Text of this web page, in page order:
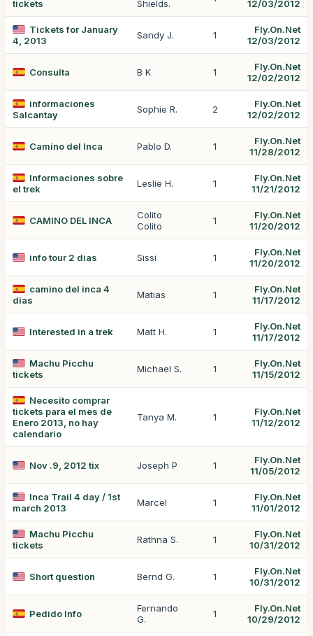
tickets
Shields.
12/03/2012
Tickets for January
4, 2013
Sandy J. 1
Fly.On.Net
12/03/2012
Consulta B K 1
Fly.On.Net
12/02/2012
informaciones
Salcantay
Sophie R. 2
Fly.On.Net
12/02/2012
Camino del Inca Pablo D. 1
Fly.On.Net
11/28/2012
Informaciones sobre
el trek
Leslie H. 1
Fly.On.Net
11/21/2012
CAMINO DEL INCA
Colito
Colito
1
Fly.On.Net
11/20/2012
info tour 2 dias Sissi 1
Fly.On.Net
11/20/2012
camino del inca 4
dias
Matias 1
Fly.On.Net
11/17/2012
Interested in a trek Matt H. 1
Fly.On.Net
11/17/2012
Machu Picchu
tickets
Michael S. 1
Fly.On.Net
11/15/2012
Necesito comprar
tickets para el mes de
Enero 2013, no hay
calendario
Tanya M. 1
Fly.On.Net
11/12/2012
Nov .9, 2012 tix Joseph P 1
Fly.On.Net
11/05/2012
Inca Trail 4 day / 1st
march 2013
Marcel 1
Fly.On.Net
11/01/2012
Machu Picchu
tickets
Rathna S. 1
Fly.On.Net
10/31/2012
Short question Bernd G. 1
Fly.On.Net
10/31/2012
Pedido Info
Fernando
G.
1
Fly.On.Net
10/29/2012